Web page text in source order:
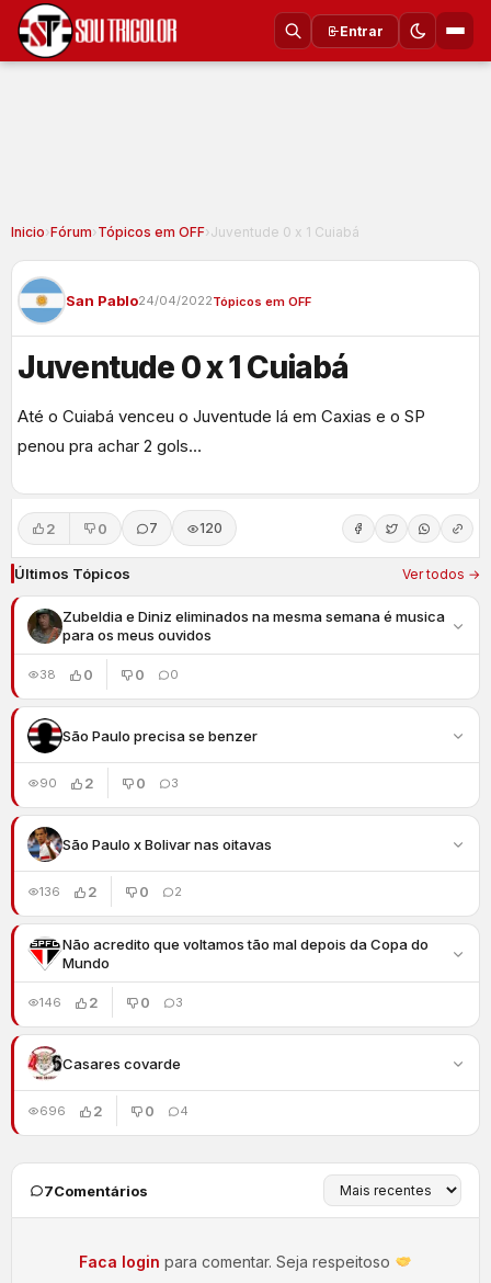
Entrar
Inicio›Fórum›Tópicos em OFF›Juventude 0 x 1 Cuiabá
San Pablo24/04/2022Tópicos em OFF
Juventude 0 x 1 Cuiabá
Até o Cuiabá venceu o Juventude lá em Caxias e o SP
penou pra achar 2 gols…
2 0 7 120
Últimos Tópicos Ver todos →
Zubeldia e Diniz eliminados na mesma semana é musica
para os meus ouvidos
38 0 0 0
São Paulo precisa se benzer
90 2 0 3
São Paulo x Bolivar nas oitavas
136 2 0 2
Não acredito que voltamos tão mal depois da Copa do
Mundo
146 2 0 3
Casares covarde
696 2 0 4
7Comentários
Faca login para comentar. Seja respeitoso